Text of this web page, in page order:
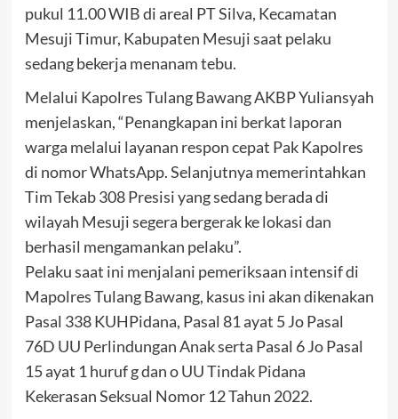
pukul 11.00 WIB di areal PT Silva, Kecamatan
Mesuji Timur, Kabupaten Mesuji saat pelaku
sedang bekerja menanam tebu.
Melalui Kapolres Tulang Bawang AKBP Yuliansyah
menjelaskan, “Penangkapan ini berkat laporan
warga melalui layanan respon cepat Pak Kapolres
di nomor WhatsApp. Selanjutnya memerintahkan
Tim Tekab 308 Presisi yang sedang berada di
wilayah Mesuji segera bergerak ke lokasi dan
berhasil mengamankan pelaku”.
Pelaku saat ini menjalani pemeriksaan intensif di
Mapolres Tulang Bawang, kasus ini akan dikenakan
Pasal 338 KUHPidana, Pasal 81 ayat 5 Jo Pasal
76D UU Perlindungan Anak serta Pasal 6 Jo Pasal
15 ayat 1 huruf g dan o UU Tindak Pidana
Kekerasan Seksual Nomor 12 Tahun 2022.